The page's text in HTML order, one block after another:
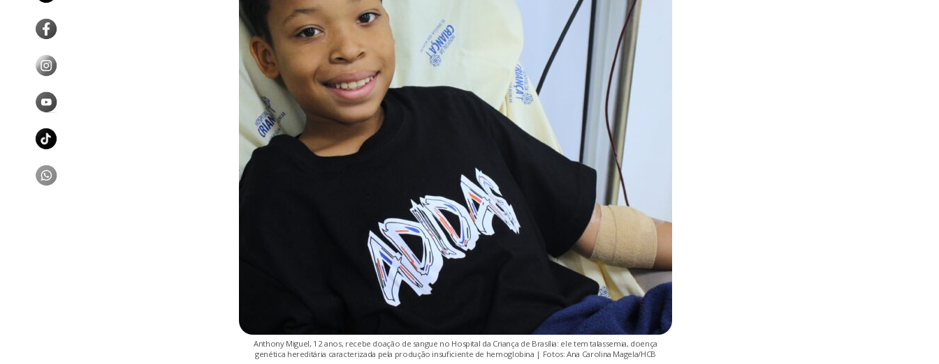
Anthony Miguel, 12 anos, recebe doação de sangue no Hospital da Criança de Brasília: ele tem talassemia, doença
genética hereditária caracterizada pela produção insuficiente de hemoglobina | Fotos: Ana Carolina Magela/HCB